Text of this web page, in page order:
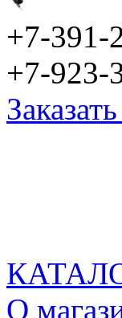
+7-391-
+7-923-
О